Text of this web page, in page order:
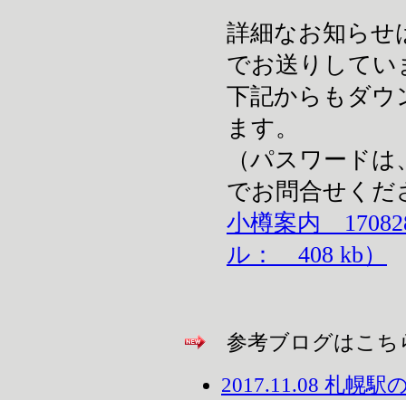
詳細なお知らせ
でお送りしてい
下記からもダウ
ます。
（パスワード
でお問合せくだ
小樽案内
ル： 408 kb）
参考ブログはこち
2017.11.08 札幌駅